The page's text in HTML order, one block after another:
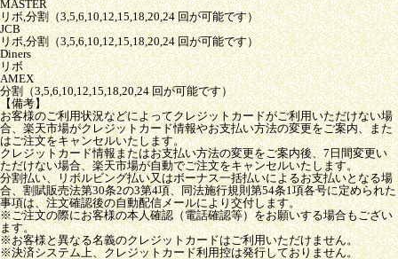
MASTER
リボ,分割（3,5,6,10,12,15,18,20,24 回が可能です）
JCB
リボ,分割（3,5,6,10,12,15,18,20,24 回が可能です）
Diners
リボ
AMEX
分割（3,5,6,10,12,15,18,20,24 回が可能です）
【備考】
お客様のご利用状況などによってクレジットカードがご利用いただけない場
合、楽天市場がクレジットカード情報やお支払い方法の変更をご案内、また
はご注文をキャンセルいたします。
クレジットカード情報またはお支払い方法の変更をご案内後、7日間変更い
ただけない場合、楽天市場が自動でご注文をキャンセルいたします。
分割払い、リボルビング払い又はボーナス一括払いによるお支払いとなる場
合、割賦販売法第30条2の3第4項、同法施行規則第54条1項各号に定められた
事項は、注文確認後の自動配信メールにより交付します。
※ご注文の際にお客様の本人確認（電話確認等）をお願いする場合もござい
ます。
※お客様と異なる名義のクレジットカードはご利用いただけません。
※決済システム上、クレジットカード利用控は発行しておりません。